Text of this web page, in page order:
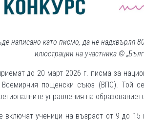
написано като писмо, да не надхвърля
илюстрации на участника ©
до 20 март 2026 г. писма за
пощенски съюз (ВПС). Той
управления на
включат ученици на възраст от 9 до